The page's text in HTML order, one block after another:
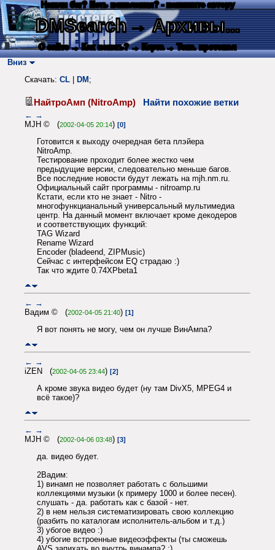
Нашли баг? Есть пожелания? - напишите автору
DMSearch→ Архивы...
О сайте → Как искать? → Карта → Текс. протокол
Вниз
Скачать: CL DM ;
НайтроАмп (NitroAmp) Найти похожие ветки
← →
MJH © (2002-04-05 20:14) [0]
Готовится к выходу очередная бета плэйера
NitroAmp.
Тестирование проходит более жестко чем
предыдущие версии, следовательно меньше багов.
Все последние новости будут лежать на mjh.nm.ru.
Официальный сайт программы - nitroamp.ru
Кстати, если кто не знает - Nitro -
многофункцианальный универсальный мультимедиа
центр. На данный момент включает кроме декодеров
и соответствующих функций:
TAG Wizard
Rename Wizard
Encoder (bladeend, ZIPMusic)
Сейчас с интерфейсом EQ страдаю :)
Так что ждите 0.74XPbeta1
← →
Вадим © (2002-04-05 21:40) [1]
Я вот понять не могу, чем он лучше ВинАмпа?
← →
iZEN (2002-04-05 23:44) [2]
А кроме звука видео будет (ну там DivX5, MPEG4 и
всё такое)?
← →
MJH © (2002-04-06 03:48) [3]
да. видео будет.
2Вадим:
1) винамп не позволяет работать с большими
коллекциями музыки (к примеру 1000 и более песен).
слушать - да. работать как с базой - нет.
2) в нем нельзя систематизировать свою коллекцию
(разбить по каталогам исполнитель-альбом и т.д.)
3) убогое видео :)
4) убогие встроенные видеоэффекты (ты сможешь